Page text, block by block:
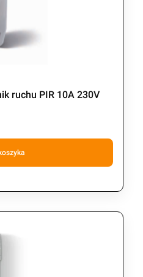
ruchu PIR 10A 230V